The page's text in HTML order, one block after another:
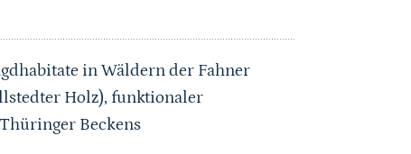
in Wäldern der Fahner
Holz), funktionaler
Beckens